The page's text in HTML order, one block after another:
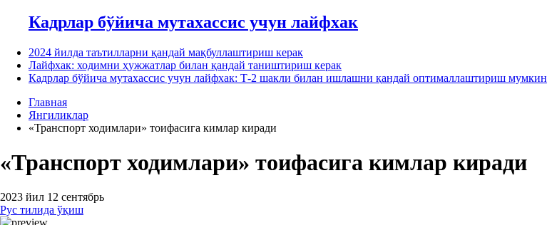
Кадрлар бўйича мутахассис учун лайфхак
2024 йилда таътилларни қандай мақбуллаштириш керак
Лайфхак: ходимни ҳужжатлар билан қандай таништириш керак
Кадрлар бўйича мутахассис учун лайфхак: Т-2 шакли билан ишлашни қандай оптималлаштириш мумкин
Главная
Янгиликлар
«Транспорт ходимлари» тоифасига кимлар киради
«Транспорт ходимлари» тоифасига кимлар киради
2023 йил 12 сентябрь
Рус тилида ўқиш